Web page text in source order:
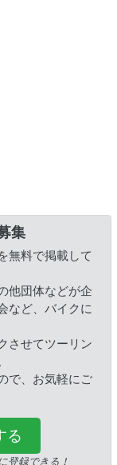
集
無料で掲載して
他団体などが企
など、バイクに
させてツーリン
で、お気軽にご
る
登録できる！